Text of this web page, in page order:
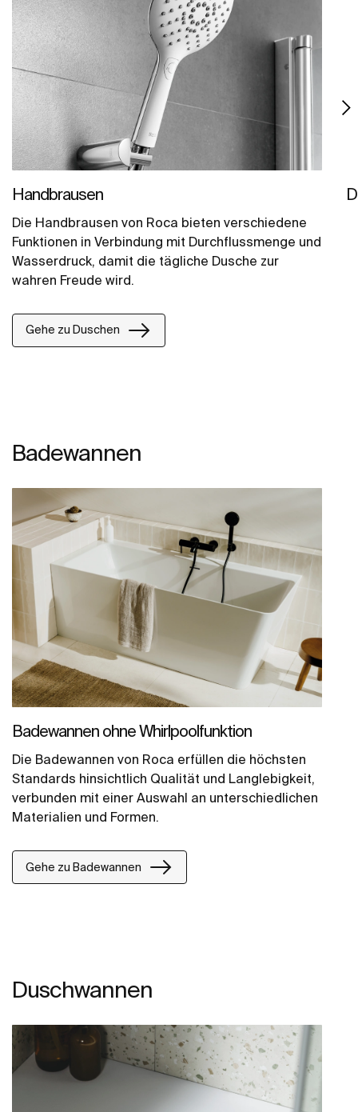
Handbrausen
Die Handbrausen von Roca bieten verschiedene
Funktionen in Verbindung mit Durchflussmenge und
Wasserdruck, damit die tägliche Dusche zur
wahren Freude wird.
Gehe zu Duschen
Badewannen
Badewannen ohne Whirlpoolfunktion
Die Badewannen von Roca erfüllen die höchsten
Standards hinsichtlich Qualität und Langlebigkeit,
verbunden mit einer Auswahl an unterschiedlichen
Materialien und Formen.
Gehe zu Badewannen
Duschwannen